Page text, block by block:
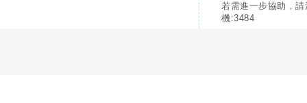
若需進一步協助，
機:3484